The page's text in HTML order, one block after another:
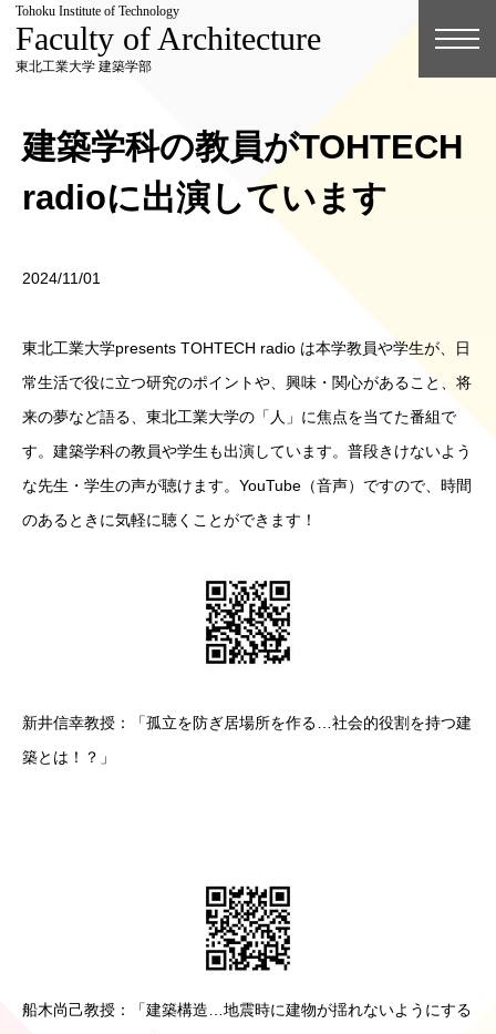
Tohoku Institute of Technology
Faculty of Architecture
東北工業大学 建築学部
建築学科の教員がTOHTECH
radioに出演しています
2024/11/01
東北工業大学presents TOHTECH radio は本学教員や学生が、日
常生活で役に立つ研究のポイントや、興味・関心があること、将
来の夢など語る、東北工業大学の「人」に焦点を当てた番組で
す。建築学科の教員や学生も出演しています。普段きけないよう
な先生・学生の声が聴けます。YouTube（音声）ですので、時間
のあるときに気軽に聴くことができます！
新井信幸教授：「孤立を防ぎ居場所を作る…社会的役割を持つ建
築とは！？」
船木尚己教授：「建築構造…地震時に建物が揺れないようにする